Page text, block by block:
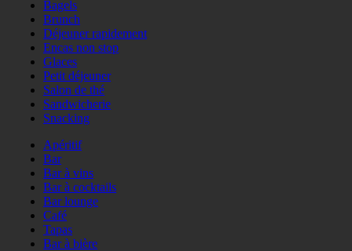
Bagels
Brunch
Déjeuner rapidement
Encas non stop
Glaces
Petit déjeuner
Salon de thé
Sandwicherie
Snacking
Apéritif
Bar
Bar à vins
Bar à cocktails
Bar lounge
Café
Tapas
Bar à bière